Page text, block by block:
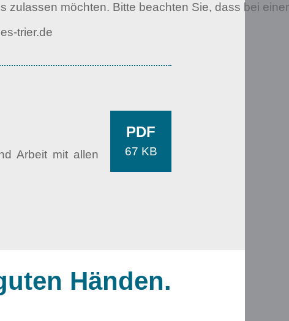
trier.de
Arbeit mit allen
PDF
67 KB
Händen.
zulassen möchten. Bitte beachten Sie, dass bei einer